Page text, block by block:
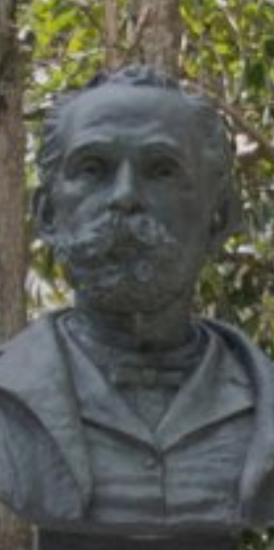
¡DONA HOY!
SOLICITA